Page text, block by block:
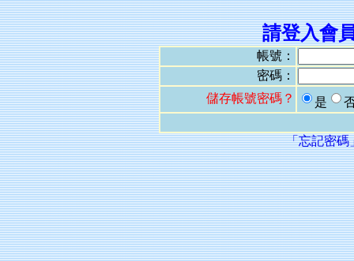
請登入會
帳號：
密碼：
儲存帳號密碼？
是
「忘記密碼